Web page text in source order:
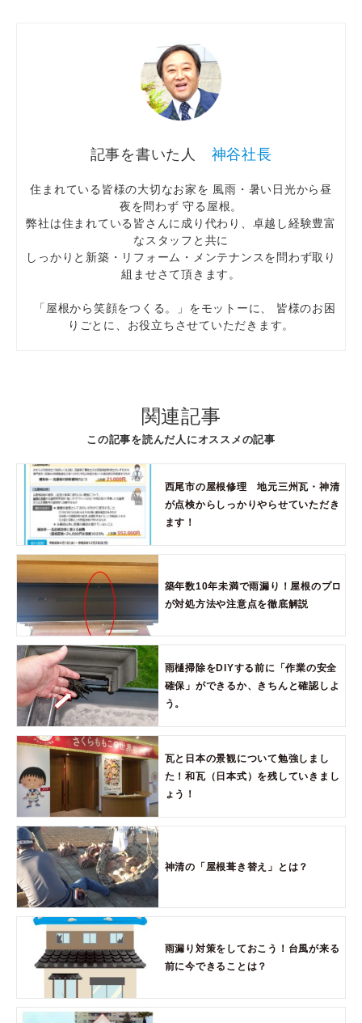
神谷社長
住まれている皆様の大切なお家を 風雨・暑い日光から昼
夜を問わず 守る屋根。
弊社は住まれている皆さんに成り代わり、卓越し経験豊富
なスタッフと共に
しっかりと新築・リフォーム・メンテナンスを問わず取り
組ませさて頂きます。
「屋根から笑顔をつくる。」をモットーに、 皆様のお困
りごとに、お役立ちさせていただきます。
関連記事
この記事を読んだ人にオススメの記事
西尾市の屋根修理 地元三州瓦・神清
が点検からしっかりやらせていただき
ます！
築年数10年未満で雨漏り！屋根のプロ
が対処方法や注意点を徹底解説
雨樋掃除をDIYする前に「作業の安全
確保」ができるか、きちんと確認しよ
う。
瓦と日本の景観について勉強しまし
た！和瓦（日本式）を残していきまし
ょう！
神清の「屋根葺き替え」とは？
雨漏り対策をしておこう！台風が来る
前に今できることは？